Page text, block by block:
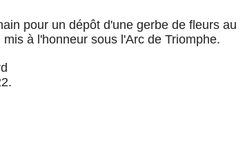
pour un dépôt d'une gerbe de fleurs au
à l'honneur sous l'Arc de Triomphe.